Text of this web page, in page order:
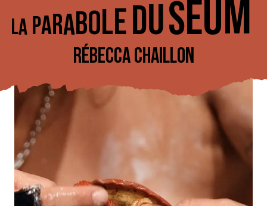
LA PARABOLE DUSEUM
RÉBECCA CHAILLON